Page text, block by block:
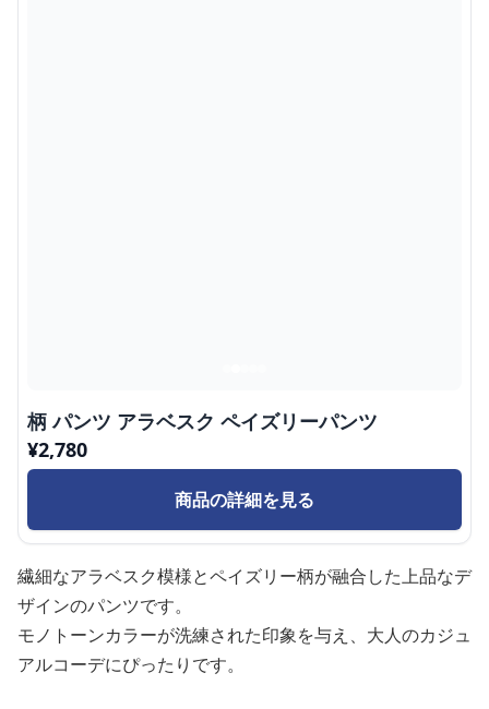
柄 パンツ アラベスク ペイズリーパンツ
¥2,780
商品の詳細を見る
繊細なアラベスク模様とペイズリー柄が融合した上品なデ
ザインのパンツです。
モノトーンカラーが洗練された印象を与え、大人のカジュ
アルコーデにぴったりです。